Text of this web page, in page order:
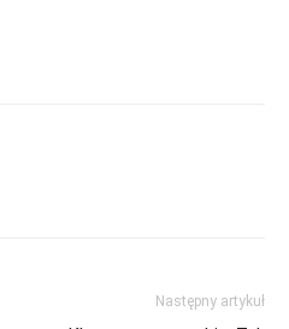
Następny artykuł